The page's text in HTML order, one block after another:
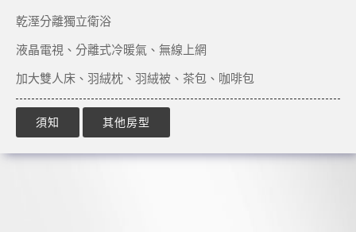
乾溼分離獨立衛浴
液晶電視、分離式冷暖氣、無線上網
加大雙人床、羽絨枕、羽絨被、茶包、咖啡包
須知 其他房型